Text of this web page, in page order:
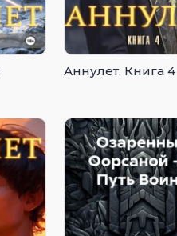
Аннулет. Книга 4